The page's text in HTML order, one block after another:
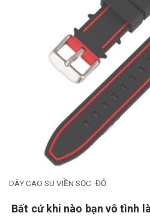
DÂY CAO SU VIỀN SỌC -ĐỎ
Bất cứ khi nào bạn vô tình